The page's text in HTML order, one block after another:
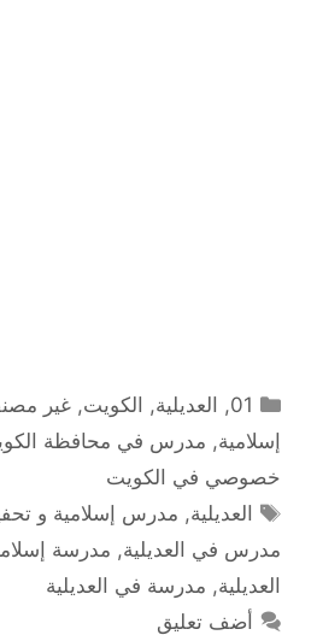
التصنيفات
01
, العديلية, الكويت,غير
إسلامية, مدرس في محافظة
خصوصي في الكويت
الوسوم
العديلية, مدرس إسلامية و
مدرس في العديلية, مدرسة
العديلية, مدرسة في العديلية
أضف تعليق